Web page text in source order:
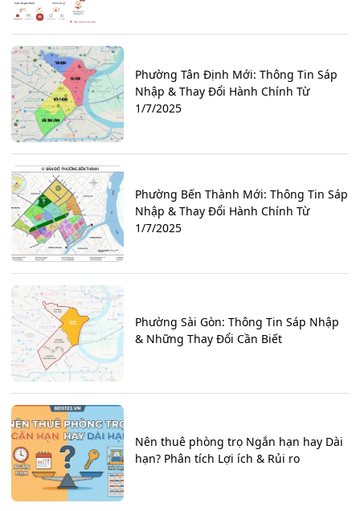
Phường Tân Định Mới: Thông Tin Sáp
Nhập & Thay Đổi Hành Chính Từ
1/7/2025
Phường Bến Thành Mới: Thông Tin Sáp
Nhập & Thay Đổi Hành Chính Từ
1/7/2025
Phường Sài Gòn: Thông Tin Sáp Nhập
& Những Thay Đổi Cần Biết
Nên thuê phòng trọ Ngắn hạn hay Dài
hạn? Phân tích Lợi ích & Rủi ro